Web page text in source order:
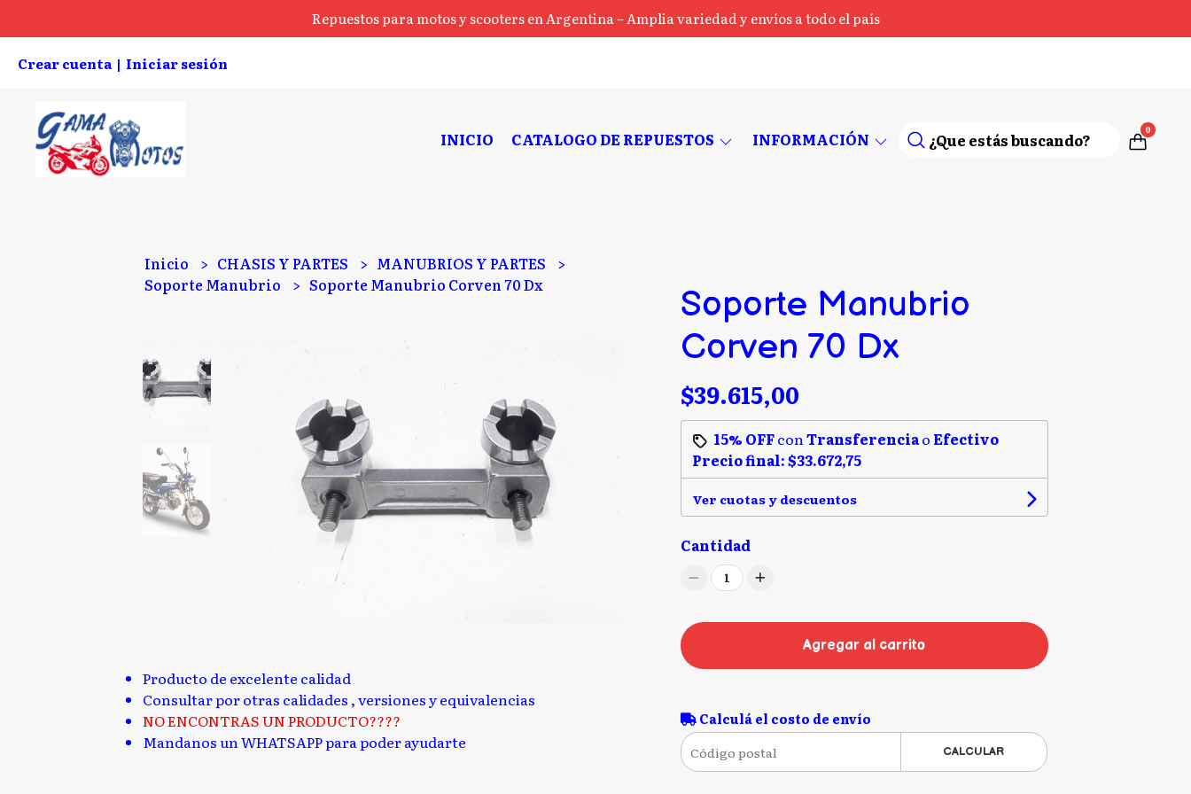
Repuestos para motos y scooters en Argentina – Amplia variedad y envíos a todo el país
Crear cuenta | Iniciar sesión
INICIO CATALOGO DE REPUESTOS INFORMACIÓN 0
Inicio CHASIS Y PARTES
MANUBRIOS Y PARTES
Soporte Manubrio
Soporte Manubrio Corven 70 Dx
Producto de excelente calidad
Consultar por otras calidades , versiones y equivalencias
NO ENCONTRAS UN PRODUCTO????
Mandanos un WHATSAPP para poder ayudarte
Soporte Manubrio
Corven 70 Dx
$39.615,00
15% OFFconTransferenciao Efectivo
Precio final:$33.672,75
Ver cuotas y descuentos
Cantidad
1
Agregar al carrito
Calculá el costo de envío
CALCULAR